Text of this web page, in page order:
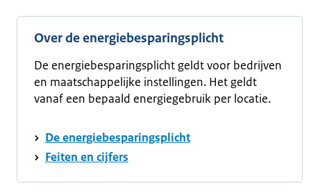
Over de energiebesparingsplicht
De energiebesparingsplicht geldt voor bedrijven
en maatschappelijke instellingen. Het geldt
vanaf een bepaald energiegebruik per locatie.
De energiebesparingsplicht
Feiten en cijfers